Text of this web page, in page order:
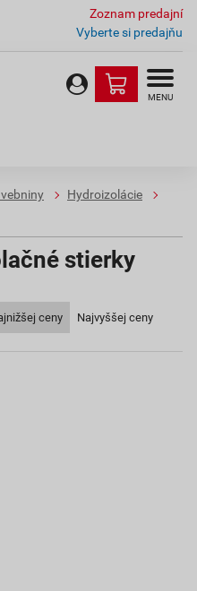
Zoznam predajní
Vyberte si predajňu
MENU
Hydroizolácie
stierky
ceny Najvyššej ceny